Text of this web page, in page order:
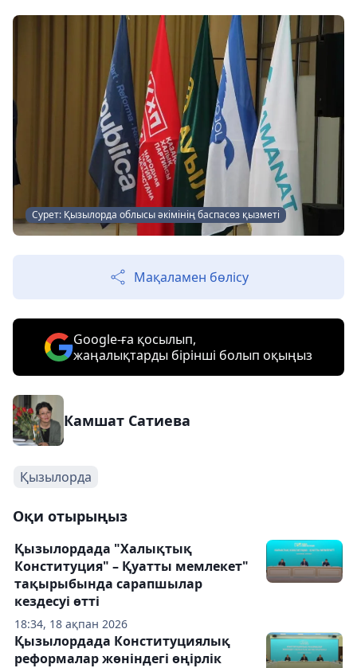
Сурет: Қызылорда облысы әкімінің баспасөз қызметі
Мақаламен бөлісу
Google-ға қосылып,
жаңалықтарды бірінші болып оқыңыз
Камшат Сатиева
Қызылорда
Оқи отырыңыз
18:34, 18 ақпан 2026
Қызылордада "Халықтық
Конституция" – Қуатты мемлекет"
тақырыбында сарапшылар
кездесуі өтті
Қызылордада Конституциялық
реформалар жөніндегі өңірлік